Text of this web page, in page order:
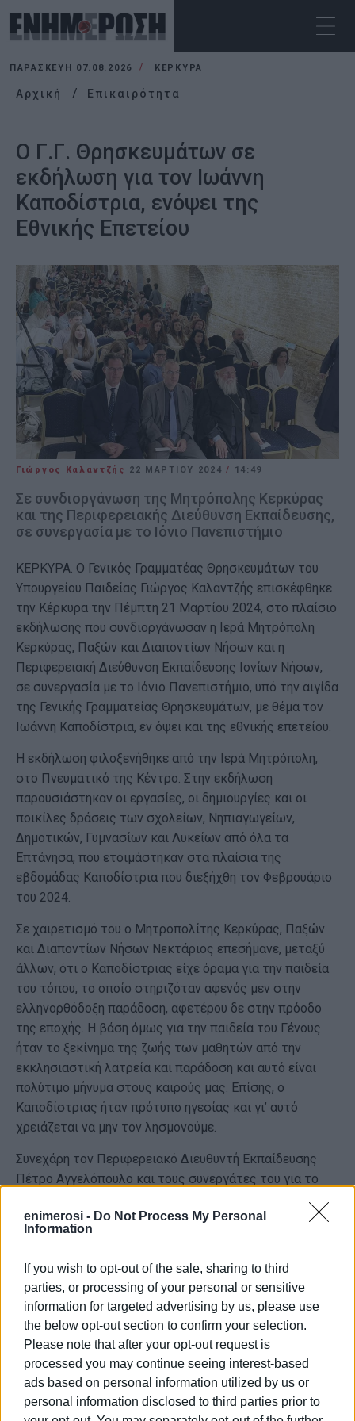
enimerosi - Do Not Process My Personal
Information
If you wish to opt-out of the sale, sharing to third
parties, or processing of your personal or sensitive
information for targeted advertising by us, please use
the below opt-out section to confirm your selection.
Please note that after your opt-out request is
processed you may continue seeing interest-based
ads based on personal information utilized by us or
personal information disclosed to third parties prior to
ΠΑΡΑΣΚΕΥΉ 07.08.2026 ΚΕΡΚΥΡΑ
Αρχική Επικαιρότητα
Ο Γ.Γ. Θρησκευμάτων σε
εκδήλωση για τον Ιωάννη
Καποδίστρια, ενόψει της
Εθνικής Επετείου
Γιώργος Καλαντζής 22 ΜΑΡΤΊΟΥ 2024/ 14:49
Σε συνδιοργάνωση της Μητρόπολης Κερκύρας
και της Περιφερειακής Διεύθυνση Εκπαίδευσης,
σε συνεργασία με το Ιόνιο Πανεπιστήμιο
ΚΕΡΚΥΡΑ. Ο Γενικός Γραμματέας Θρησκευμάτων του
Υπουργείου Παιδείας Γιώργος Καλαντζής επισκέφθηκε
την Κέρκυρα την Πέμπτη 21 Μαρτίου 2024, στο πλαίσιο
εκδήλωσης που συνδιοργάνωσαν η Ιερά Μητρόπολη
Κερκύρας, Παξών και Διαποντίων Νήσων και η
Περιφερειακή Διεύθυνση Εκπαίδευσης Ιονίων Νήσων,
σε συνεργασία με το Ιόνιο Πανεπιστήμιο, υπό την αιγίδα
της Γενικής Γραμματείας Θρησκευμάτων, με θέμα τον
Ιωάννη Καποδίστρια, εν όψει και της εθνικής επετείου.
Η εκδήλωση φιλοξενήθηκε από την Ιερά Μητρόπολη,
στο Πνευματικό της Κέντρο. Στην εκδήλωση
παρουσιάστηκαν οι εργασίες, οι δημιουργίες και οι
ποικίλες δράσεις των σχολείων, Νηπιαγωγείων,
Δημοτικών, Γυμνασίων και Λυκείων από όλα τα
Επτάνησα, που ετοιμάστηκαν στα πλαίσια της
εβδομάδας Καποδίστρια που διεξήχθη τον Φεβρουάριο
του 2024.
Σε χαιρετισμό του ο Μητροπολίτης Κερκύρας, Παξών
και Διαποντίων Νήσων Νεκτάριος επεσήμανε, μεταξύ
άλλων, ότι ο Καποδίστριας είχε όραμα για την παιδεία
του τόπου, το οποίο στηριζόταν αφενός μεν στην
ελληνορθόδοξη παράδοση, αφετέρου δε στην πρόοδο
της εποχής. Η βάση όμως για την παιδεία του Γένους
ήταν το ξεκίνημα της ζωής των μαθητών από την
εκκλησιαστική λατρεία και παράδοση και αυτό είναι
πολύτιμο μήνυμα στους καιρούς μας. Επίσης, ο
Καποδίστριας ήταν πρότυπο ηγεσίας και γι’ αυτό
χρειάζεται να μην τον λησμονούμε.
Συνεχάρη τον Περιφερειακό Διευθυντή Εκπαίδευσης
Πέτρο Αγγελόπουλο και τους συνεργάτες του για το
σχολεία και υπενθύμισε ότι η Ιερά Μητρόπολη, σε
συνεργασία με τον εκλεκτό επιστήμονα και λάτρη του
προσπάθεια από πολλών ετών να αναδειχθεί το
ουσιαστικό έργο του κυβερνήτη. Στην προσπάθεια αυτή
συμμετείχαν και συμμετέχουν πολλοί φορείς της
Κέρκυρας και τα τελευταία χρόνια και η εκπαιδευτική
κοινότητα, γεγονός πολύ σημαντικό.
Καλωσόρισε, τέλος, τον Γενικό Γραμματέα
Θρησκευμάτων Γιώργο Καλαντζή, με τον οποίο